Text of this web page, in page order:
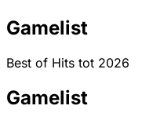
Gamelist
Best of Hits tot 2026
Gamelist